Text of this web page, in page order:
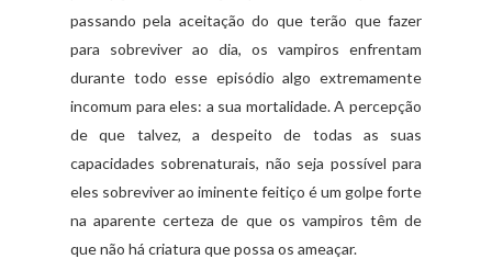
passando pela aceitação do que terão que fazer
para sobreviver ao dia, os vampiros enfrentam
durante todo esse episódio algo extremamente
incomum para eles: a sua mortalidade. A percepção
de que talvez, a despeito de todas as suas
capacidades sobrenaturais, não seja possível para
eles sobreviver ao iminente feitiço é um golpe forte
na aparente certeza de que os vampiros têm de
que não há criatura que possa os ameaçar.